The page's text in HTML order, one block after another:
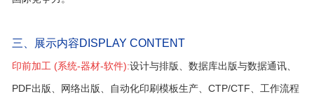
三、展示内容DISPLAY CONTENT
印前加工 (系统-器材-软件):设计与排版、数据库出版与数据通讯、
PDF出版、网络出版、自动化印刷模板生产、CTP/CTF、工作流程